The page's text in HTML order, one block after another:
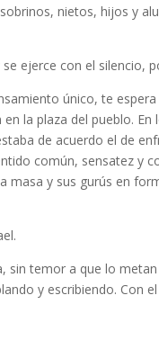
nietos, hijos y
ejerce con el silencio,
único, te
la plaza del pueblo.
de acuerdo el de
común, sensatez y
masa y sus gurús en
temor a que lo
y escribiendo. Con